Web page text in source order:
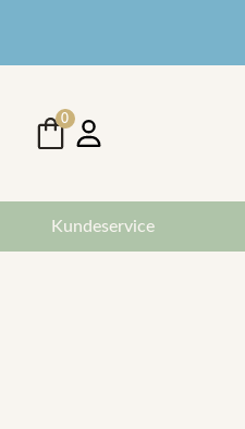
0
Kundeservice